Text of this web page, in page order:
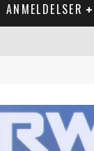
ANMELDELSER